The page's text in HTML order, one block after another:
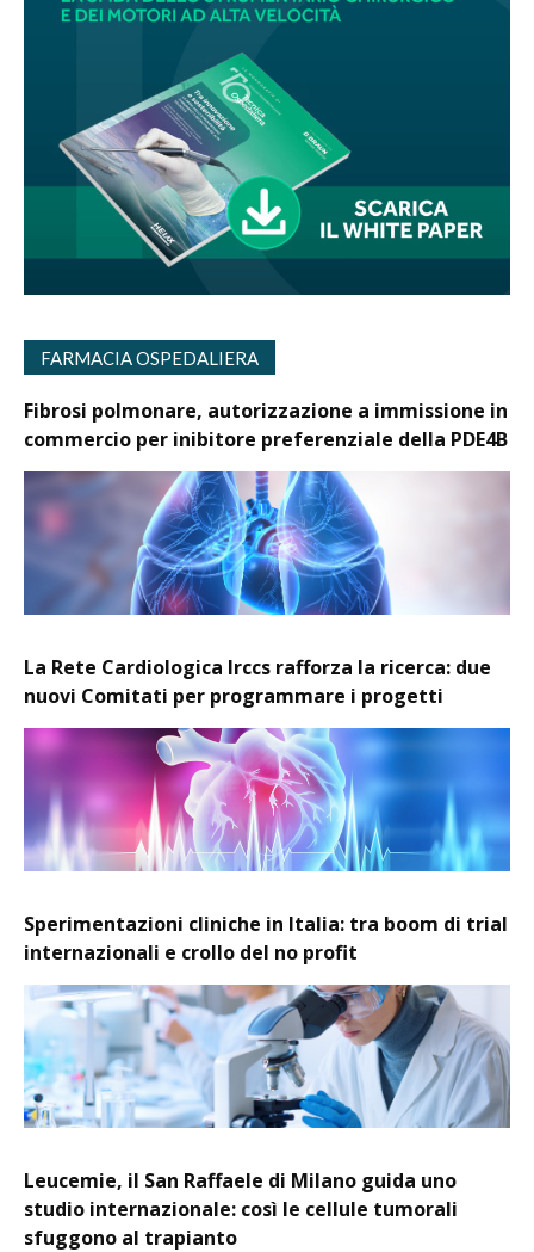
FARMACIA OSPEDALIERA
Fibrosi polmonare, autorizzazione a immissione in
commercio per inibitore preferenziale della PDE4B
La Rete Cardiologica Irccs rafforza la ricerca: due
nuovi Comitati per programmare i progetti
Sperimentazioni cliniche in Italia: tra boom di trial
internazionali e crollo del no profit
Leucemie, il San Raffaele di Milano guida uno
studio internazionale: così le cellule tumorali
sfuggono al trapianto